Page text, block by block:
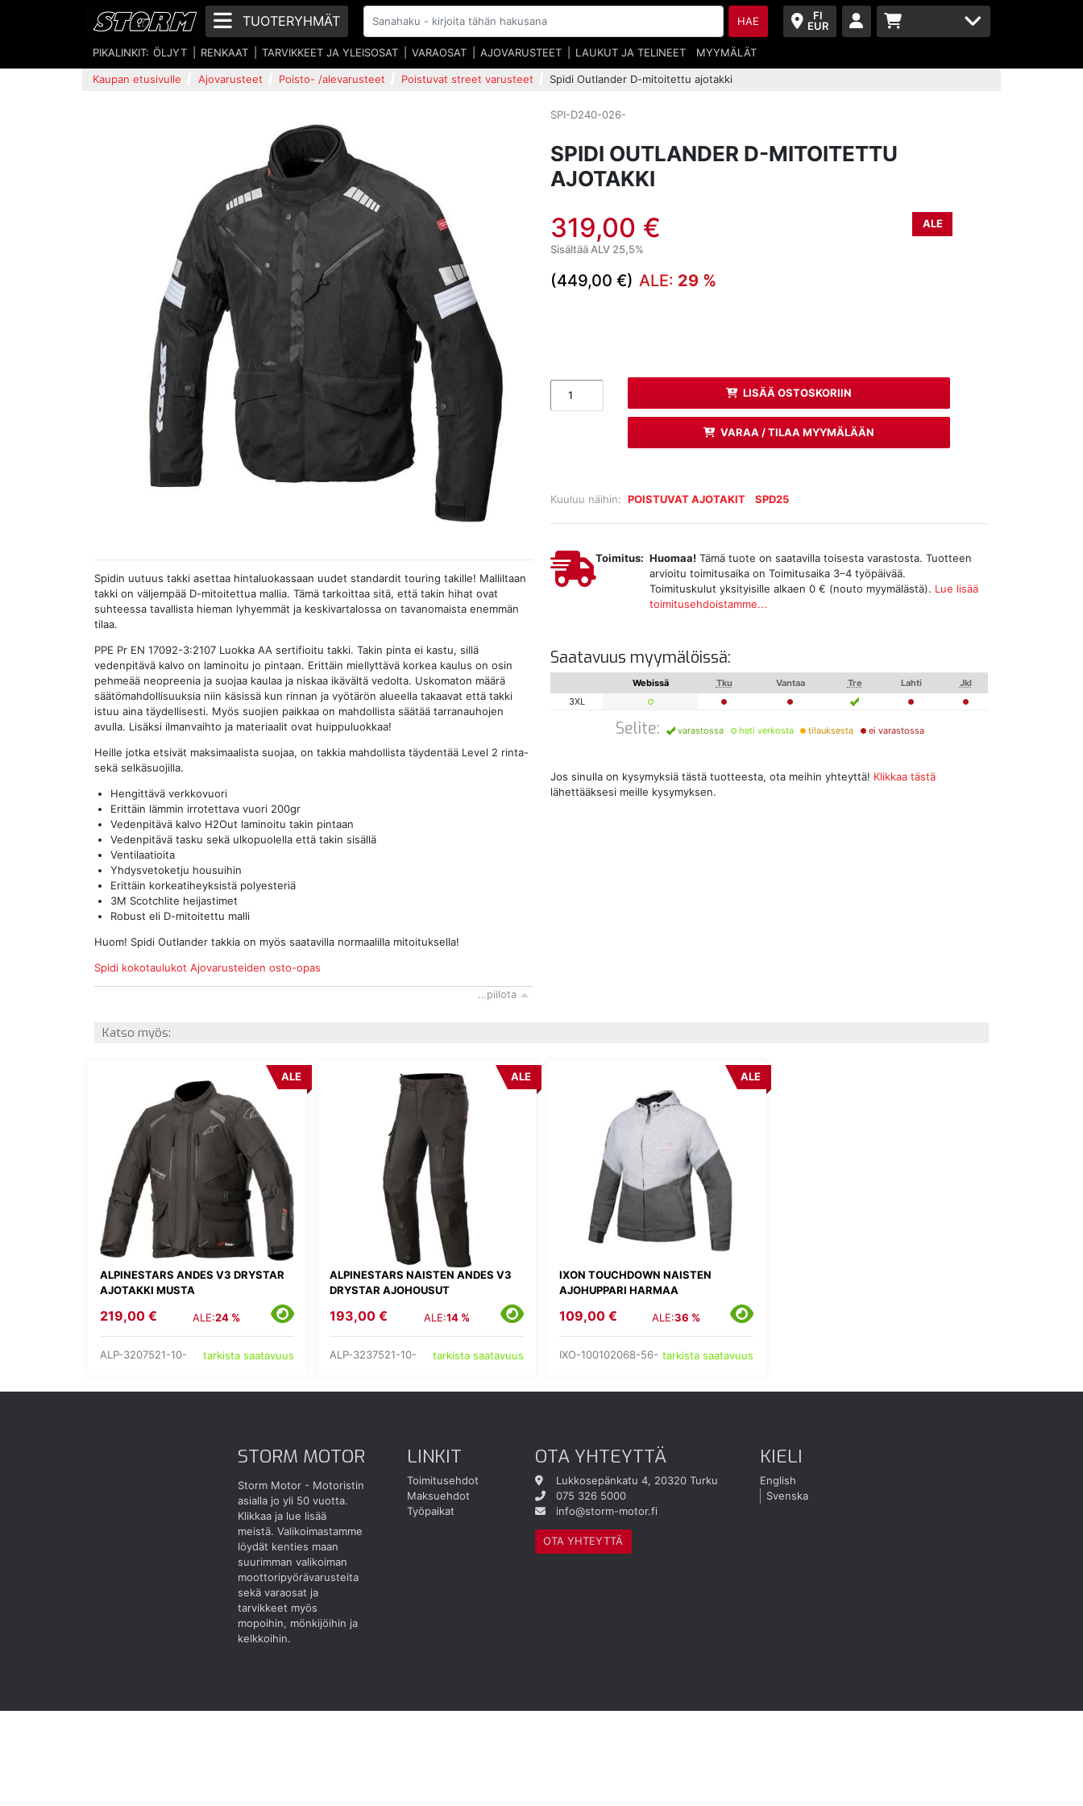
FI
EUR
TUOTERYHMÄT HAE
PIKALINKIT: ÖLJYT RENKAAT TARVIKKEET JA YLEISOSAT VARAOSAT AJOVARUSTEET LAUKUT JA TELINEET MYYMÄLÄT
Kaupan etusivulle Ajovarusteet Poisto- /alevarusteet Poistuvat street varusteet Spidi Outlander D-mitoitettu ajotakki
SPI-D240-026-
SPIDI OUTLANDER D-MITOITETTU
AJOTAKKI
319,00 €
ALE
Sisältää ALV 25,5%
(449,00 €) ALE: 29 %
LISÄÄ OSTOSKORIIN
VARAA / TILAA MYYMÄLÄÄN
Kuuluu näihin: POISTUVAT AJOTAKIT SPD25
Toimitus: Huomaa! Tämä tuote on saatavilla toisesta varastosta. Tuotteen
arvioitu toimitusaika on Toimitusaika 3–4 työpäivää.
Toimituskulut yksityisille alkaen 0 € (nouto myymälästä). Lue lisää
toimitusehdoistamme...
Saatavuus myymälöissä:
Webissä Tku Vantaa Tre Lahti
Jkl
3XL
Selite: varastossa heti verkosta tilauksesta ei varastossa
Jos sinulla on kysymyksiä tästä tuotteesta, ota meihin yhteyttä! Klikkaa tästä
lähettääksesi meille kysymyksen.
Spidin uutuus takki asettaa hintaluokassaan uudet standardit touring takille! Malliltaan
takki on väljempää D-mitoitettua mallia. Tämä tarkoittaa sitä, että takin hihat ovat
suhteessa tavallista hieman lyhyemmät ja keskivartalossa on tavanomaista enemmän
tilaa.
PPE Pr EN 17092-3:2107 Luokka AA sertifioitu takki. Takin pinta ei kastu, sillä
vedenpitävä kalvo on laminoitu jo pintaan. Erittäin miellyttävä korkea kaulus on osin
pehmeää neopreenia ja suojaa kaulaa ja niskaa ikävältä vedolta. Uskomaton määrä
säätömahdollisuuksia niin käsissä kun rinnan ja vyötärön alueella takaavat että takki
istuu aina täydellisesti. Myös suojien paikkaa on mahdollista säätää tarranauhojen
avulla. Lisäksi ilmanvaihto ja materiaalit ovat huippuluokkaa!
Heille jotka etsivät maksimaalista suojaa, on takkia mahdollista täydentää Level 2 rinta-
sekä selkäsuojilla.
Hengittävä verkkovuori
Erittäin lämmin irrotettava vuori 200gr
Vedenpitävä kalvo H2Out laminoitu takin pintaan
Vedenpitävä tasku sekä ulkopuolella että takin sisällä
Ventilaatioita
Yhdysvetoketju housuihin
Erittäin korkeatiheyksistä polyesteriä
3M Scotchlite heijastimet
Robust eli D-mitoitettu malli
Huom! Spidi Outlander takkia on myös saatavilla normaalilla mitoituksella!
Spidi kokotaulukot Ajovarusteiden osto-opas
…piilota
Katso myös:
ALPINESTARS ANDES V3 DRYSTAR
AJOTAKKI MUSTA
ALE
219,00 € ALE:24 %
ALP-3207521-10- tarkista saatavuus
ALPINESTARS NAISTEN ANDES V3
DRYSTAR AJOHOUSUT
ALE
193,00 € ALE:14 %
ALP-3237521-10- tarkista saatavuus
IXON TOUCHDOWN NAISTEN
AJOHUPPARI HARMAA
ALE
109,00 € ALE:36 %
IXO-100102068-56- tarkista saatavuus
STORM MOTOR
Storm Motor - Motoristin
asialla jo yli 50 vuotta.
Klikkaa ja lue lisää
meistä. Valikoimastamme
löydät kenties maan
suurimman valikoiman
moottoripyörävarusteita
sekä varaosat ja
tarvikkeet myös
mopoihin, mönkijöihin ja
kelkkoihin.
LINKIT
Toimitusehdot
Maksuehdot
Työpaikat
OTA YHTEYTTÄ
Lukkosepänkatu 4, 20320 Turku
075 326 5000
info@storm-motor.fi
OTA YHTEYTTÄ
KIELI
English
Svenska